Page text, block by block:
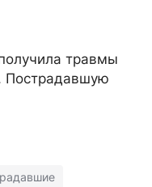
травмы
Пострадавшую